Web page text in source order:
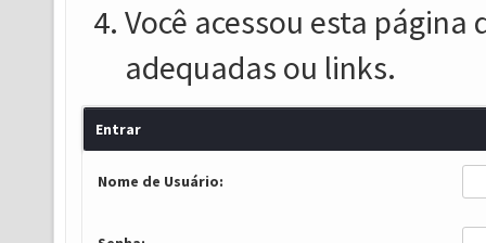
Você acessou esta
adequadas ou links.
Entrar
Nome de Usuário: